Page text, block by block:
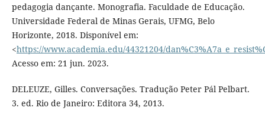
pedagogia dançante. Monografia. Faculdade de Educação.
Universidade Federal de Minas Gerais, UFMG, Belo
Horizonte, 2018. Disponível em:
<https://www.academia.edu/44321204/
Acesso em: 21 jun. 2023.
DELEUZE, Gilles. Conversações. Tradução Peter Pál Pelbart.
3. ed. Rio de Janeiro: Editora 34, 2013.